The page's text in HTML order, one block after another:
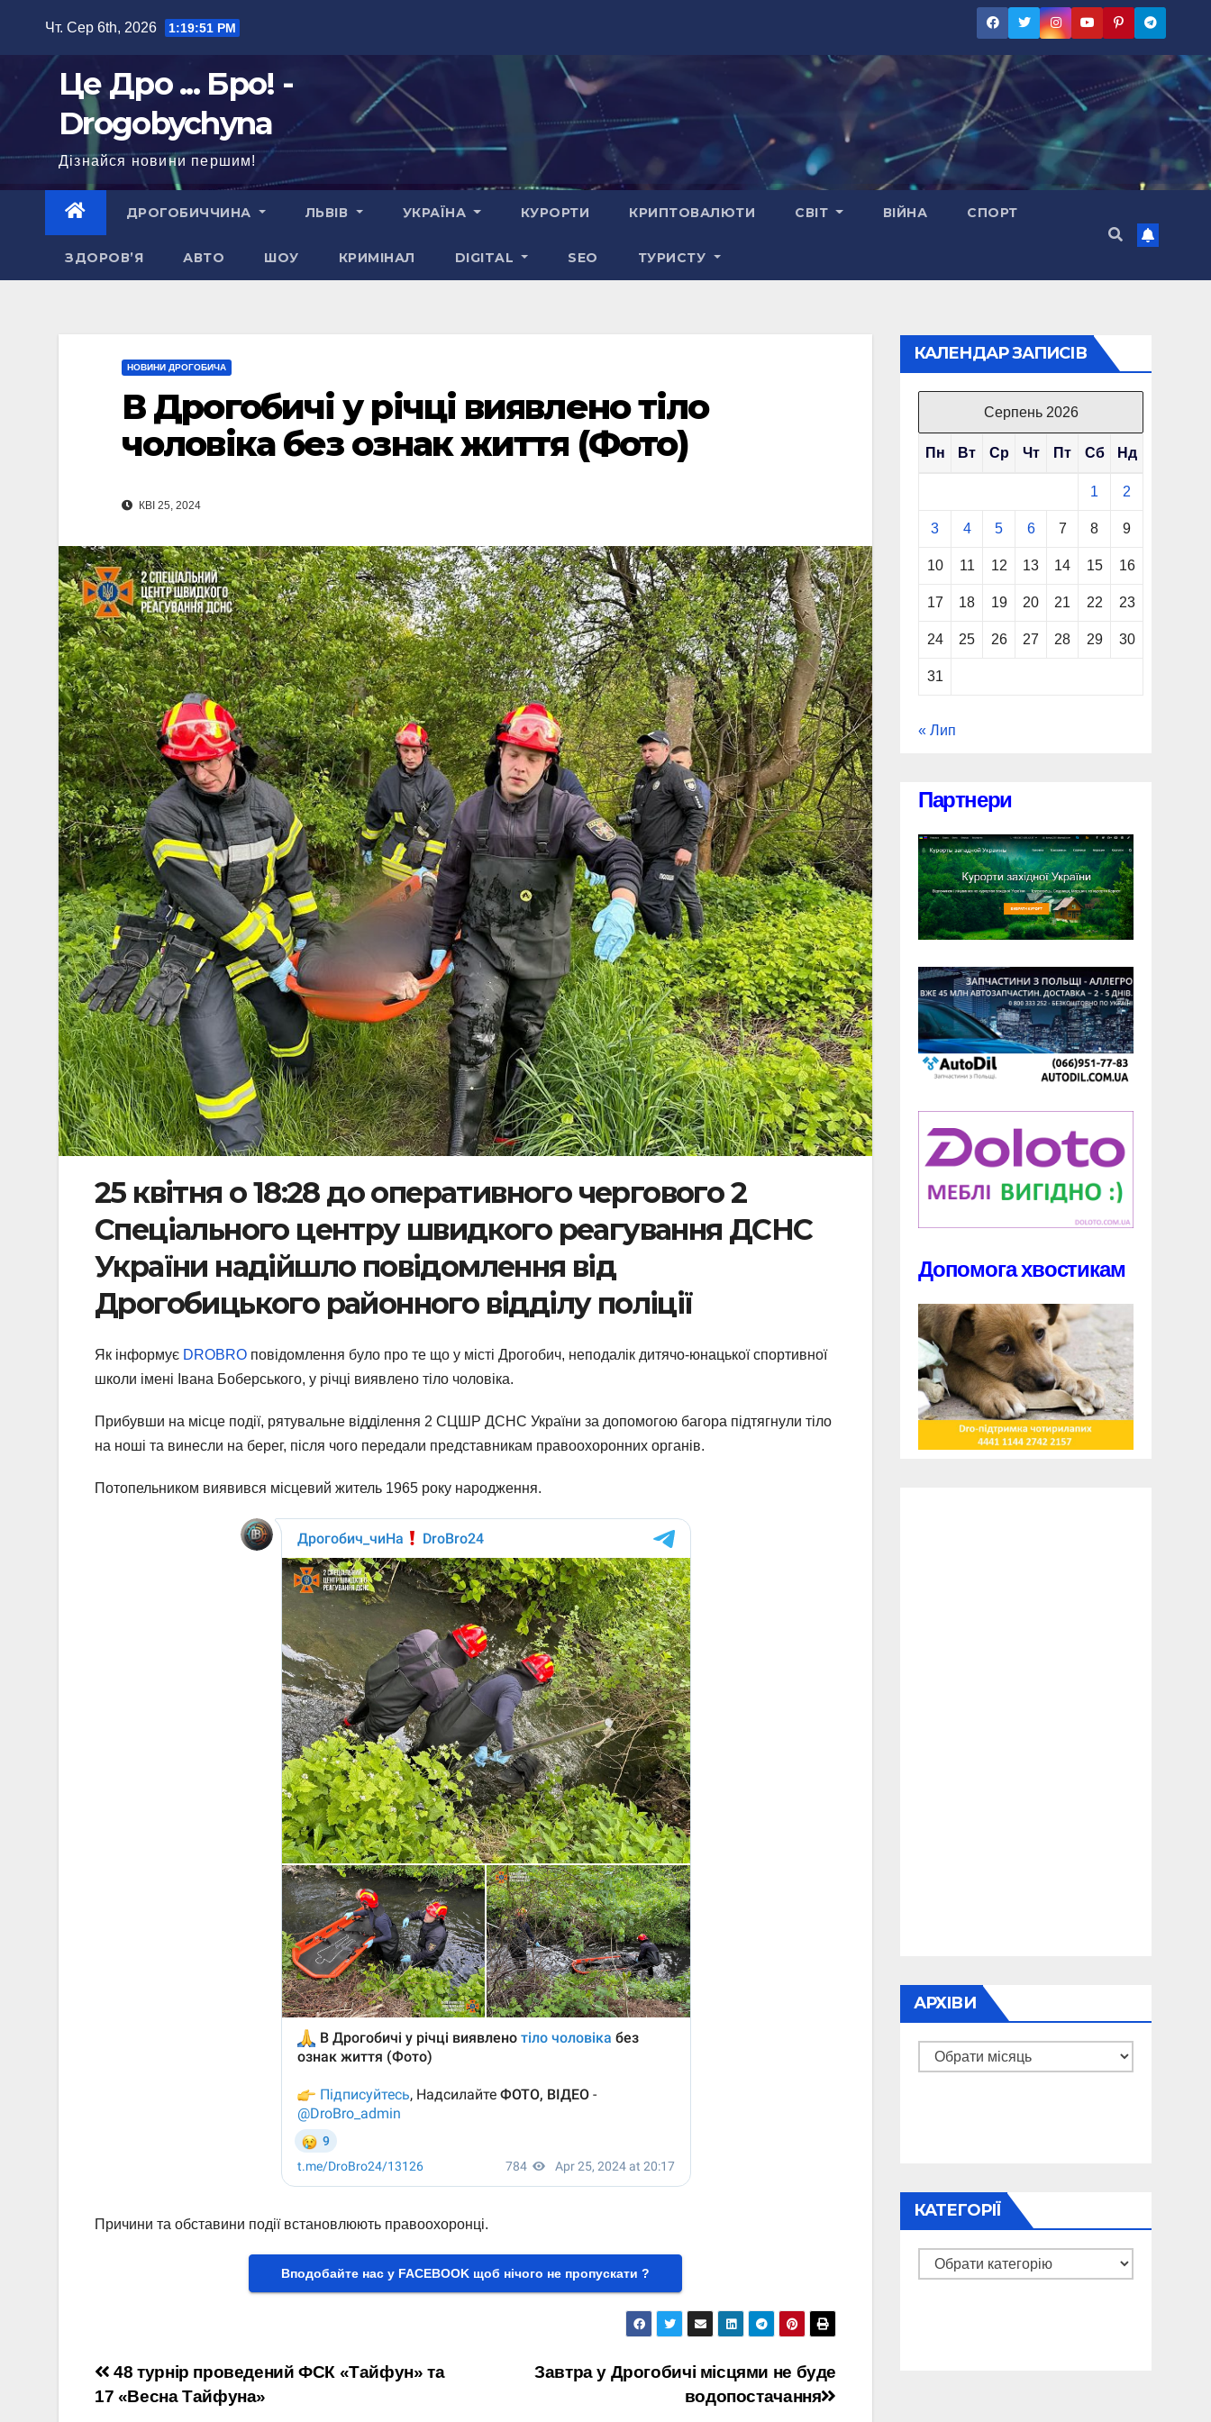
Чт. Сер 6th, 2026 1:19:52 PM
Це Дро ... Бро! -
Drogobychyna
Дізнайся новини першим!
ДРОГОБИЧЧИНА ЛЬВІВ УКРАЇНА КУРОРТИ КРИПТОВАЛЮТИ СВІТ ВІЙНА СПОРТ
ЗДОРОВ’Я АВТО ШОУ КРИМІНАЛ DIGITAL SEO ТУРИСТУ
НОВИНИ ДРОГОБИЧА
В Дрогобичі у річці виявлено тіло
чоловіка без ознак життя (Фото)
КВІ 25, 2024
25 квітня о 18:28 до оперативного чергового 2
Спеціального центру швидкого реагування ДСНС
України надійшло повідомлення від
Дрогобицького районного відділу поліції
Як інформує DROBRO повідомлення було про те що у місті Дрогобич, неподалік дитячо-юнацької спортивної
школи імені Івана Боберського, у річці виявлено тіло чоловіка.
Прибувши на місце події, рятувальне відділення 2 СЦШР ДСНС України за допомогою багора підтягнули тіло
на ноші та винесли на берег, після чого передали представникам правоохоронних органів.
Потопельником виявився місцевий житель 1965 року народження.
Причини та обставини події встановлюють правоохоронці.
Вподобайте нас у FACEBOOK щоб нічого не пропускати ?
Навігація
Завтра у Дрогобичі місцями не буде
водопостачання
48 турнір проведений ФСК «Тайфун» та
17 «Весна Тайфуна»
КАЛЕНДАР ЗАПИСІВ
Серпень 2026
Пн Вт Ср Чт Пт Сб Нд
1 2
3 4 5 6 7 8 9
10 11 12 13 14 15 16
17 18 19 20 21 22 23
24 25 26 27 28 29 30
31
« Лип
Партнери
Допомога хвостикам
АРХІВИ
Архіви
КАТЕГОРІЇ
Категорії